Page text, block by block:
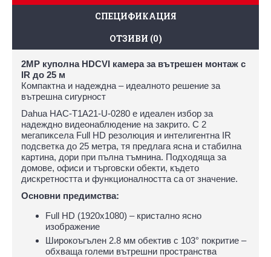
СПЕЦИФИКАЦИЯ
ОТЗИВИ (0)
2MP куполна HDCVI камера за вътрешен монтаж с
IR до 25 м
Компактна и надеждна – идеалното решение за
вътрешна сигурност
Dahua HAC-T1A21-U-0280 е идеален избор за
надеждно видеонаблюдение на закрито. С 2
мегапиксела Full HD резолюция и интелигентна IR
подсветка до 25 метра, тя предлага ясна и стабилна
картина, дори при пълна тъмнина. Подходяща за
домове, офиси и търговски обекти, където
дискретността и функционалността са от значение.
Основни предимства:
Full HD (1920x1080) – кристално ясно
изображение
Широкоъгълен 2.8 мм обектив с 103° покритие –
обхваща големи вътрешни пространства